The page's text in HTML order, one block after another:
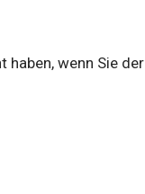
haben, wenn Sie der